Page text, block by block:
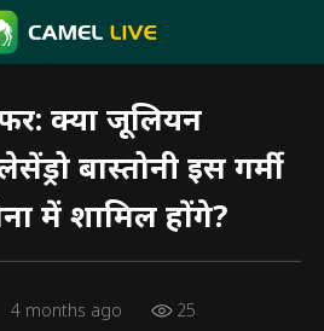
क्या जूलियन
बास्तोनी इस गर्मी
में शामिल होंगे?
4 months ago 25